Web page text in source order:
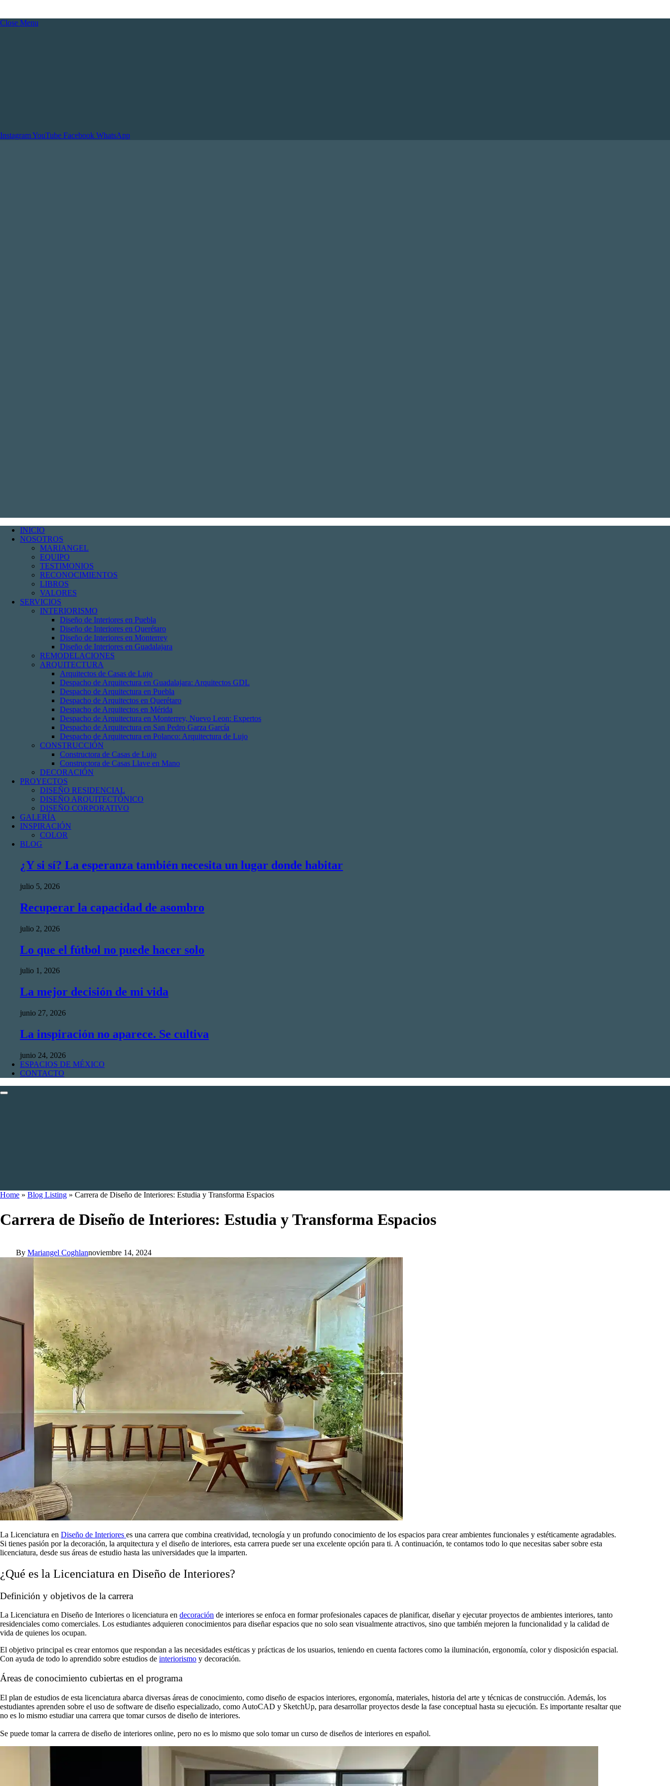
Close Menu
InstagramYouTube Facebook WhatsApp
INICIO
NOSOTROS
MARIANGEL
EQUIPO
TESTIMONIOS
RECONOCIMIENTOS
LIBROS
VALORES
SERVICIOS
INTERIORISMO
Diseño de Interiores en Puebla
Diseño de Interiores en Querétaro
Diseño de Interiores en Monterrey
Diseño de Interiores en Guadalajara
REMODELACIONES
ARQUITECTURA
Arquitectos de Casas de Lujo
Despacho de Arquitectura en Guadalajara: Arquitectos GDL
Despacho de Arquitectura en Puebla
Despacho de Arquitectos en Querétaro
Despacho de Arquitectos en Mérida
Despacho de Arquitectura en Monterrey, Nuevo Leon: Expertos
Despacho de Arquitectura en San Pedro Garza García
Despacho de Arquitectura en Polanco: Arquitectura de Lujo
CONSTRUCCIÓN
Constructora de Casas de Lujo
Constructora de Casas Llave en Mano
DECORACIÓN
PROYECTOS
DISEÑO RESIDENCIAL
DISEÑO ARQUITECTÓNICO
DISEÑO CORPORATIVO
GALERÍA
INSPIRACIÓN
COLOR
BLOG
¿Y si sí? La esperanza también necesita un lugar donde habitar
julio 5, 2026
Recuperar la capacidad de asombro
julio 2, 2026
Lo que el fútbol no puede hacer solo
julio 1, 2026
La mejor decisión de mi vida
junio 27, 2026
La inspiración no aparece. Se cultiva
junio 24, 2026
ESPACIOS DE MÉXICO
CONTACTO
Home » Blog Listing » Carrera de Diseño de Interiores: Estudia y Transforma Espacios
Carrera de Diseño de Interiores: Estudia y Transforma Espacios
By Mariangel Coghlannoviembre 14, 2024
La Licenciatura en Diseño de Interiores es una carrera que combina creatividad, tecnología y un profundo conocimiento de los espacios para crear ambientes funcionales y estéticamente agradables.
Si tienes pasión por la decoración, la arquitectura y el diseño de interiores, esta carrera puede ser una excelente opción para ti. A continuación, te contamos todo lo que necesitas saber sobre esta
licenciatura, desde sus áreas de estudio hasta las universidades que la imparten.
¿Qué es la Licenciatura en Diseño de Interiores?
Definición y objetivos de la carrera
La Licenciatura en Diseño de Interiores o licenciatura en decoración de interiores se enfoca en formar profesionales capaces de planificar, diseñar y ejecutar proyectos de ambientes interiores, tanto
residenciales como comerciales. Los estudiantes adquieren conocimientos para diseñar espacios que no solo sean visualmente atractivos, sino que también mejoren la funcionalidad y la calidad de
vida de quienes los ocupan.
El objetivo principal es crear entornos que respondan a las necesidades estéticas y prácticas de los usuarios, teniendo en cuenta factores como la iluminación, ergonomía, color y disposición espacial.
Con ayuda de todo lo aprendido sobre estudios de interiorismo y decoración.
Áreas de conocimiento cubiertas en el programa
El plan de estudios de esta licenciatura abarca diversas áreas de conocimiento, como diseño de espacios interiores, ergonomía, materiales, historia del arte y técnicas de construcción. Además, los
estudiantes aprenden sobre el uso de software de diseño especializado, como AutoCAD y SketchUp, para desarrollar proyectos desde la fase conceptual hasta su ejecución. Es importante resaltar que
no es lo mismo estudiar una carrera que tomar cursos de diseño de interiores.
Se puede tomar la carrera de diseño de interiores online, pero no es lo mismo que solo tomar un curso de diseños de interiores en español.